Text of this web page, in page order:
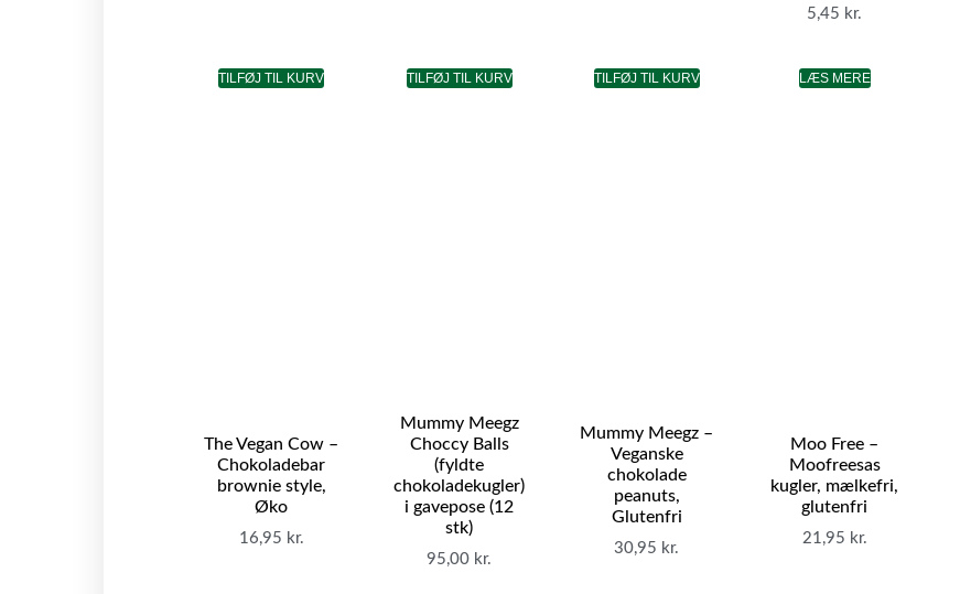
TILFØJ TIL KURV TILFØJ TIL KURV TILFØJ TIL KURV
5,45 kr.
LÆS MERE
The Vegan Cow –
Chokoladebar
brownie style,
Øko
16,95 kr.
Mummy Meegz
Choccy Balls
(fyldte
chokoladekugler)
i gavepose (12
stk)
95,00 kr.
Mummy Meegz –
Veganske
chokolade
peanuts,
Glutenfri
30,95 kr.
Moo Free –
Moofreesas
kugler, mælkefri,
glutenfri
21,95 kr.